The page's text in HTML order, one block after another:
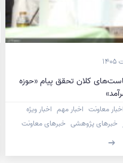
کلان تحقق پیام «حوزه
اخبار معاونت اخبار مهم اخبار ویژه
خبرهای پژوهشی خبرهای معاونت